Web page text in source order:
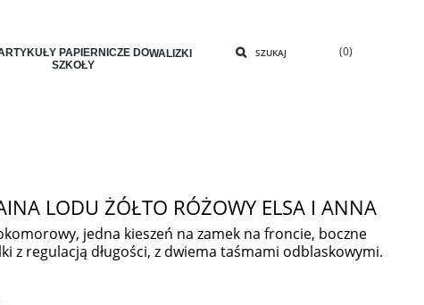
SZUKAJ (0)
PAPIERNICZE DO
SZKOŁY
WALIZKI
LODU ŻÓŁTO RÓŻOWY ELSA I ANNA
jedna kieszeń na zamek na froncie, boczne
z regulacją długości, z dwiema taśmami odblaskowymi.